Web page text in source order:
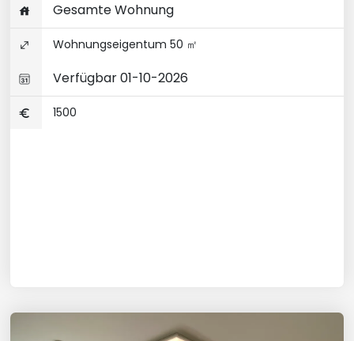
Gesamte Wohnung
Wohnungseigentum 50 ㎡
Verfügbar 01-10-2026
1500